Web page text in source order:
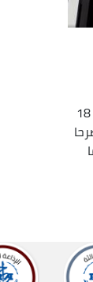
سجلت الوكالة الوطنية لترقية الإستثمار إلى غاية 18
مصرحا